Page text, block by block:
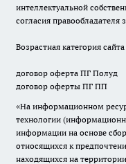
интеллектуальной
согласия правообладателя
Возрастная категория сайта
договор оферта ПГ Полуд
договор оферты ПГ ПП
«На информационном
технологии
информации на основе
относящихся к
находящихся на